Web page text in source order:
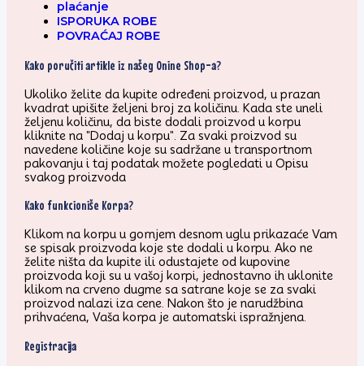
plaćanje
ISPORUKA ROBE
POVRAĆAJ ROBE
Kako poručiti artikle iz našeg Onine Shop-a?
Ukoliko želite da kupite određeni proizvod, u prazan
kvadrat upišite željeni broj za količinu. Kada ste uneli
željenu količinu, da biste dodali proizvod u korpu
kliknite na "Dodaj u korpu". Za svaki proizvod su
navedene količine koje su sadržane u transportnom
pakovanju i taj podatak možete pogledati u Opisu
svakog proizvoda
Kako funkcioniše Korpa?
Klikom na korpu u gornjem desnom uglu prikazaće Vam
se spisak proizvoda koje ste dodali u korpu. Ako ne
želite ništa da kupite ili odustajete od kupovine
proizvoda koji su u vašoj korpi, jednostavno ih uklonite
klikom na crveno dugme sa satrane koje se za svaki
proizvod nalazi iza cene. Nakon što je narudžbina
prihvaćena, Vaša korpa je automatski ispražnjena.
Registracija